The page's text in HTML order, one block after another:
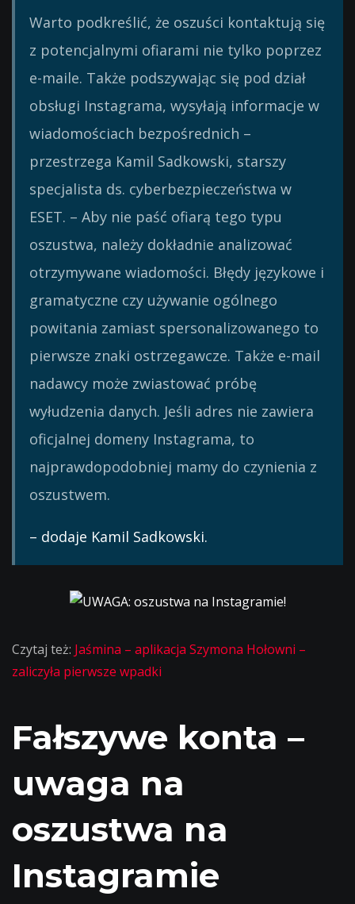
Warto podkreślić, że oszuści kontaktują się
z potencjalnymi ofiarami nie tylko poprzez
e-maile. Także podszywając się pod dział
obsługi Instagrama, wysyłają informacje w
wiadomościach bezpośrednich –
przestrzega Kamil Sadkowski, starszy
specjalista ds. cyberbezpieczeństwa w
ESET. – Aby nie paść ofiarą tego typu
oszustwa, należy dokładnie analizować
otrzymywane wiadomości. Błędy językowe i
gramatyczne czy używanie ogólnego
powitania zamiast spersonalizowanego to
pierwsze znaki ostrzegawcze. Także e-mail
nadawcy może zwiastować próbę
wyłudzenia danych. Jeśli adres nie zawiera
oficjalnej domeny Instagrama, to
najprawdopodobniej mamy do czynienia z
oszustwem.
– dodaje Kamil Sadkowski.
Czytaj też: Jaśmina – aplikacja Szymona Hołowni –
zaliczyła pierwsze wpadki
Fałszywe konta –
uwaga na
oszustwa na
Instagramie